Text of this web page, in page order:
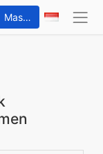
Masuk